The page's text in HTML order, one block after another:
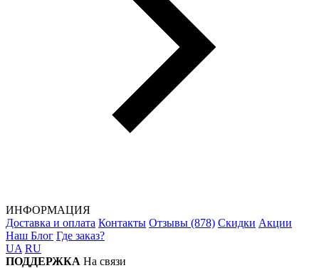
ИНФОРМАЦИЯ
Доставка и оплата Контакты Отзывы (878) Скидки Акции
Наш Блог Где заказ?
UA RU
ПОДДЕРЖКА На связи